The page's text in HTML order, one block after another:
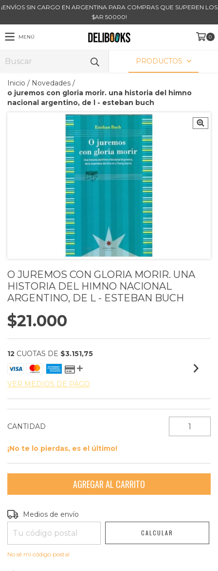
¡ENVÍOS SIN CARGO EN ARGENTINA PARA COMPRAS QUE SUPEREN LOS
$AR 50000!
MENÚ 0
PRODUCTOS
Inicio / Novedades /
o juremos con gloria morir. una historia del himno
nacional argentino, de l - esteban buch
O JUREMOS CON GLORIA MORIR. UNA
HISTORIA DEL HIMNO NACIONAL
ARGENTINO, DE L - ESTEBAN BUCH
$21.000
12 CUOTAS DE $3.151,75
VER MEDIOS DE PAGO
CANTIDAD
¡No te lo pierdas, es el último!
Entregas para el CP:
Medios de envío
CALCULAR
No sé mi código postal